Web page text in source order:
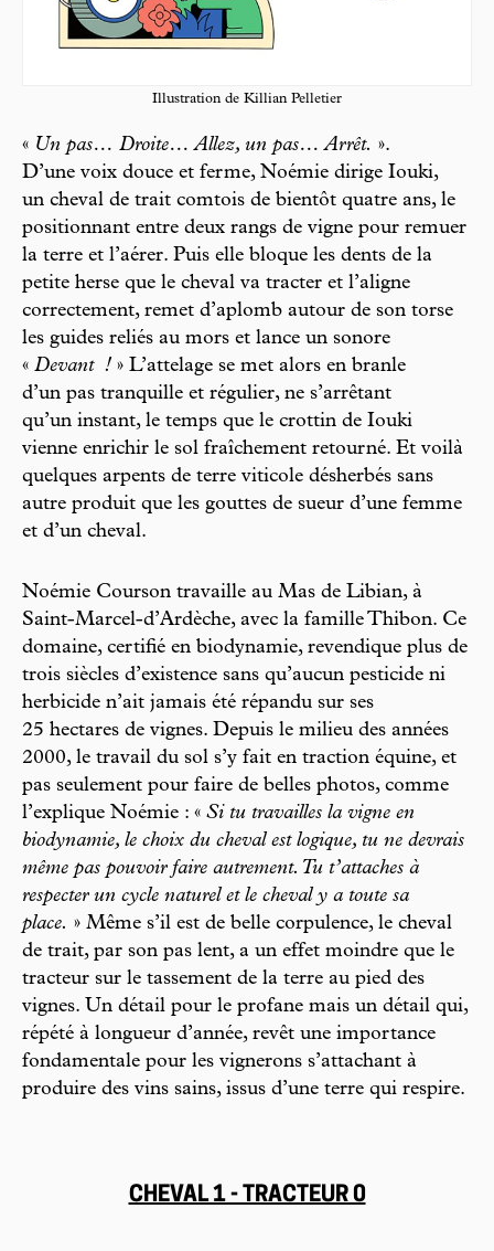
Illustration de Killian Pelletier
« Un pas… Droite… Allez, un pas… Arrêt. ».
D’une voix douce et ferme, Noémie dirige Iouki,
un cheval de trait comtois de bientôt quatre ans, le
positionnant entre deux rangs de vigne pour remuer
la terre et l’aérer. Puis elle bloque les dents de la
petite herse que le cheval va tracter et l’aligne
correctement, remet d’aplomb autour de son torse
les guides reliés au mors et lance un sonore
« Devant ! » L’attelage se met alors en branle
d’un pas tranquille et régulier, ne s’arrêtant
qu’un instant, le temps que le crottin de Iouki
vienne enrichir le sol fraîchement retourné. Et voilà
quelques arpents de terre viticole désherbés sans
autre produit que les gouttes de sueur d’une femme
et d’un cheval.
Noémie Courson travaille au Mas de Libian, à
Saint-Marcel-d’Ardèche, avec la famille Thibon. Ce
domaine, certifié en biodynamie, revendique plus de
trois siècles d’existence sans qu’aucun pesticide ni
herbicide n’ait jamais été répandu sur ses
25 hectares de vignes. Depuis le milieu des années
2000, le travail du sol s’y fait en traction équine, et
pas seulement pour faire de belles photos, comme
l’explique Noémie : « Si tu travailles la vigne en
biodynamie, le choix du cheval est logique, tu ne devrais
même pas pouvoir faire autrement. Tu t’attaches à
respecter un cycle naturel et le cheval y a toute sa
place. » Même s’il est de belle corpulence, le cheval
de trait, par son pas lent, a un effet moindre que le
tracteur sur le tassement de la terre au pied des
vignes. Un détail pour le profane mais un détail qui,
répété à longueur d’année, revêt une importance
fondamentale pour les vignerons s’attachant à
produire des vins sains, issus d’une terre qui respire.
CHEVAL 1 - TRACTEUR 0